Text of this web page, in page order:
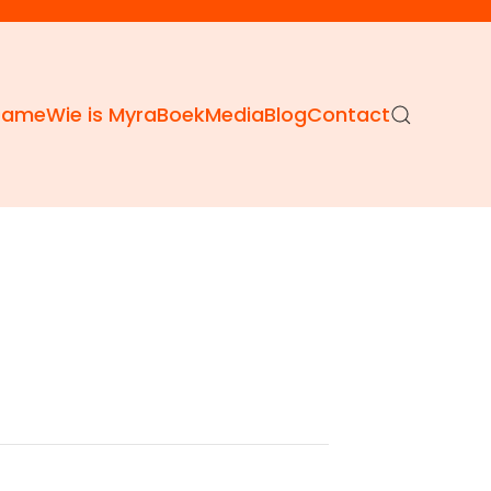
Wie is MyraBoekMediaBlogContact